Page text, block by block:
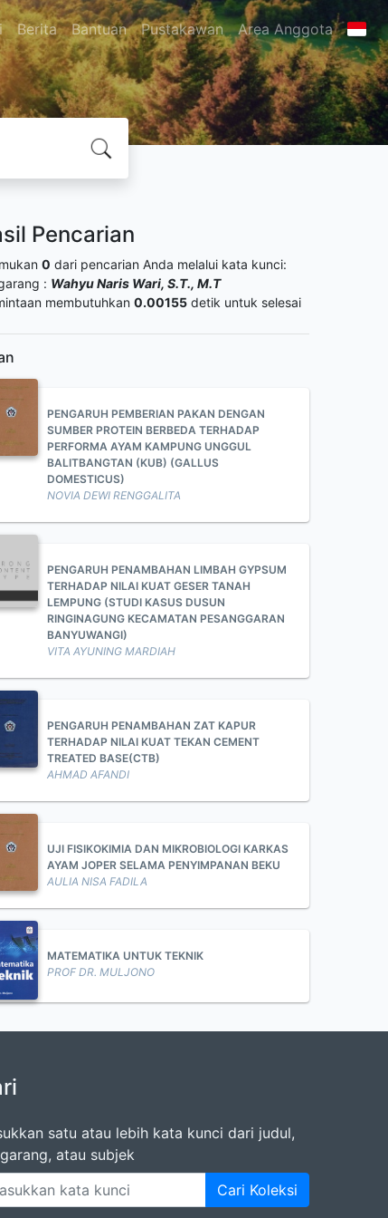
Berita Bantuan Pustakawan Area Anggota
Pencarian
0 dari pencarian Anda melalui kata kunci:
: Wahyu Naris Wari, S.T., M.T
membutuhkan 0.00155 detik untuk selesai
PENGARUH PEMBERIAN PAKAN DENGAN
SUMBER PROTEIN BERBEDA TERHADAP
PERFORMA AYAM KAMPUNG UNGGUL
BALITBANGTAN (KUB) (GALLUS
DOMESTICUS)
NOVIA DEWI RENGGALITA
PENGARUH PENAMBAHAN LIMBAH GYPSUM
TERHADAP NILAI KUAT GESER TANAH
LEMPUNG (STUDI KASUS DUSUN
RINGINAGUNG KECAMATAN PESANGGARAN
BANYUWANGI)
VITA AYUNING MARDIAH
PENGARUH PENAMBAHAN ZAT KAPUR
TERHADAP NILAI KUAT TEKAN CEMENT
TREATED BASE(CTB)
AHMAD AFANDI
UJI FISIKOKIMIA DAN MIKROBIOLOGI KARKAS
AYAM JOPER SELAMA PENYIMPANAN BEKU
AULIA NISA FADILA
MATEMATIKA UNTUK TEKNIK
PROF DR. MULJONO
satu atau lebih kata kunci dari judul,
atau subjek
Cari Koleksi